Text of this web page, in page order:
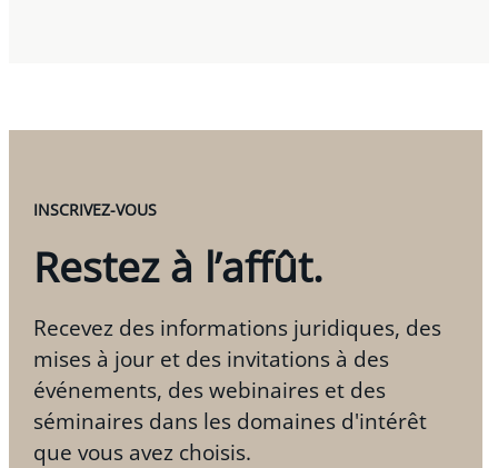
INSCRIVEZ-VOUS
Restez à l’affût.
Recevez des informations juridiques, des
mises à jour et des invitations à des
événements, des webinaires et des
séminaires dans les domaines d'intérêt
que vous avez choisis.